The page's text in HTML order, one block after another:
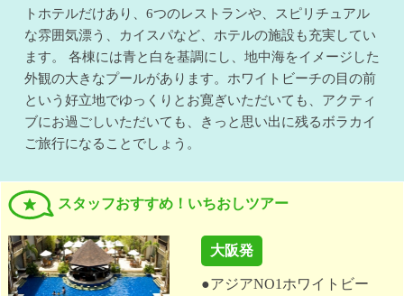
トホテルだけあり、6つのレストランや、スピリチュアル
な雰囲気漂う、カイスパなど、ホテルの施設も充実してい
ます。 各棟には青と白を基調にし、地中海をイメージした
外観の大きなプールがあります。ホワイトビーチの目の前
という好立地でゆっくりとお寛ぎいただいても、アクティ
ブにお過ごしいただいても、きっと思い出に残るボラカイ
ご旅行になることでしょう。
スタッフおすすめ！いちおしツアー
大阪発
●アジアNO1ホワイトビー